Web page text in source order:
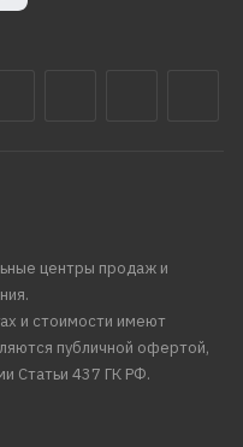
центры продаж и
и стоимости имеют
публичной офертой,
Статьи 437 ГК РФ.